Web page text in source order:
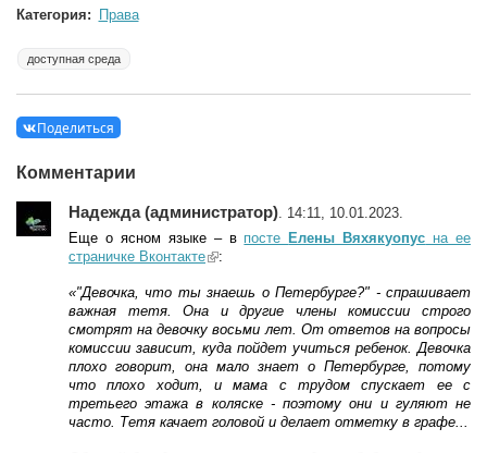
Категория: Права
доступная среда
Поделиться
Комментарии
Надежда (администратор) . 14:11, 10.01.2023.
Еще о ясном языке – в постеЕлены Вяхякуопус на ее
страничке Вконтакте(link is external)
:
«"Девочка, что ты знаешь о Петербурге?" - спрашивает
важная тетя. Она и другие члены комиссии строго
смотрят на девочку восьми лет. От ответов на вопросы
комиссии зависит, куда пойдет учиться ребенок. Девочка
плохо говорит, она мало знает о Петербурге, потому
что плохо ходит, и мама с трудом спускает ее с
третьего этажа в коляске - поэтому они и гуляют не
часто. Тетя качает головой и делает отметку в графе...